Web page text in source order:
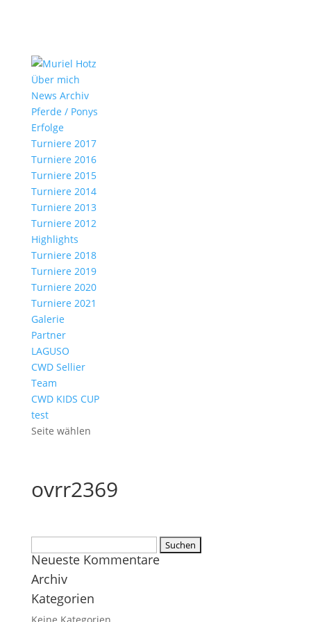
Über mich
News Archiv
Pferde / Ponys
Erfolge
Turniere 2017
Turniere 2016
Turniere 2015
Turniere 2014
Turniere 2013
Turniere 2012
Highlights
Turniere 2018
Turniere 2019
Turniere 2020
Turniere 2021
Galerie
Partner
LAGUSO
CWD Sellier
Team
CWD KIDS CUP
test
Seite wählen
ovrr2369
nach:
Neueste Kommentare
Archiv
Kategorien